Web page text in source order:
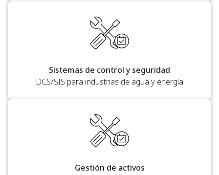
Sistemas de control y seguridad
DCS/SIS para industrias de agua y energía
Gestión de activos